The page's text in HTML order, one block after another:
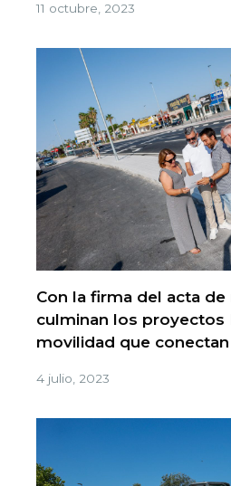
11 octubre, 2023
Con la firma del acta
culminan los proyectos
movilidad que
4 julio, 2023